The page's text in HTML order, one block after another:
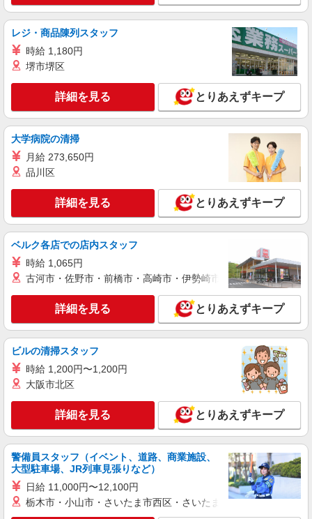
介護スタッフ ◆デイサービス、サービス付き
高齢者向け住宅、グループホームなど様々な勤
務先から選べます。
未経験：時給1600〜1800円（資格・経験によ
る） 経験者：時給1800〜2000円（資格・経験によ
払い/週払い/月払い対応も可能です。詳しくは面談
時にご相談ください。 ◆交通費：別途全額支給 ※
当社規定あり
詳細を見る
派遣社員
株式会社kotrio /●TC-H-1975051
玉川上水駅｜リハビリ補助などのデイサービス
時給1600円〜2250円 ＜日払い有/週払い有/交
通費全支給(ガソリン代含む)＞
武蔵村山市
キープ 詳細を見る
株式会社kotrio /●TC-H-1992650
武蔵砂川＊グループホームSTAFF＊生活のサ
ポート業務を担当
時給1600円〜2250円 ＜日払い有/週払い有/交
通費全支給(ガソリン代含む)＞
武蔵村山市 ＊来社不要・面接なし
キープ 詳細を見る
派遣社員
株式会社kotrio /●TC-H-1992833
玉川上水駅｜シニア向けマンションで夜勤専従
＊暮らしのお手伝い
時給1600円〜2250円 ＜日払い有/週払い有/交
レジ・商品陳列スタッフ
時給 1,180円
堺市堺区
詳細を見る とりあえずキープ
大学病院の清掃
月給 273,650円
品川区
詳細を見る とりあえずキープ
ベルク各店での店内スタッフ
時給 1,065円
古河市・佐野市・前橋市・高崎市・伊勢崎市・太田市・館林市
詳細を見る とりあえずキープ
ビルの清掃スタッフ
時給 1,200円〜1,200円
大阪市北区
詳細を見る とりあえずキープ
警備員スタッフ（イベント、道路、商業施設、
大型駐車場、JR列車見張りなど）
日給 11,000円〜12,100円
栃木市・小山市・さいたま市西区・さいたま市岩槻区・久喜市・